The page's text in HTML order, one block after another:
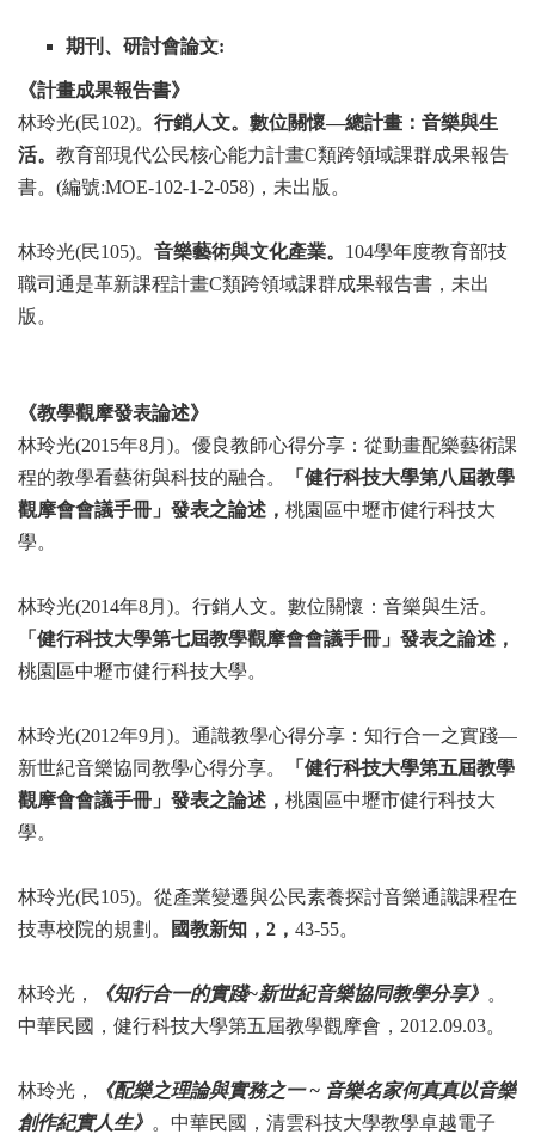
期刊、研討會論文:
《計畫成果報告書》
林玲光(民102)。 行銷人文。數位關懷—總計畫：音樂與生
活。 教育部現代公民核心能力計畫C類跨領域課群成果報告
書。(編號:MOE-102-1-2-058)，未出版。
林玲光(民105)。 音樂藝術與文化產業。 104學年度教育部技
職司通是革新課程計畫C類跨領域課群成果報告書，未出
版。
《教學觀摩發表論述》
林玲光(2015年8月)。優良教師心得分享：從動畫配樂藝術課
程的教學看藝術與科技的融合。
「健行科技大學第八屆教學
觀摩會會議手冊」發表之論述， 桃園區中壢市健行科技大
學。
林玲光(2014年8月)。行銷人文。數位關懷：音樂與生活。
「健行科技大學第七屆教學觀摩會會議手冊」發表之論述，
桃園區中壢市健行科技大學。
林玲光(2012年9月)。通識教學心得分享：知行合一之實踐—
新世紀音樂協同教學心得分享。
「健行科技大學第五屆教學
觀摩會會議手冊」發表之論述， 桃園區中壢市健行科技大
學。
林玲光(民105)。從產業變遷與公民素養探討音樂通識課程在
技專校院的規劃。
國教新知，2， 43-55。
林玲光， 《知行合一的實踐~新世紀音樂協同教學分享》 。
中華民國，健行科技大學第五屆教學觀摩會，2012.09.03。
林玲光， 《配樂之理論與實務之一 ~ 音樂名家何真真以音樂
創作紀實人生》 。中華民國，清雲科技大學教學卓越電子